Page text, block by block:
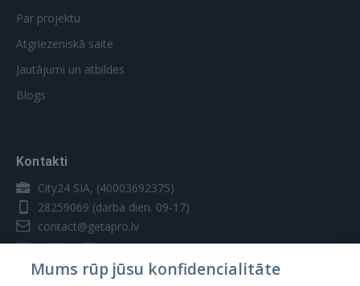
Par projektu
Atgriezeniskā saite
Jautājumi un atbildes
Blogs
Kontakti
City24 SIA, (40003692375)
28259069 (darba dien. 09-17)
contact@getapro.lv
Mums rūp jūsu konfidencialitāte